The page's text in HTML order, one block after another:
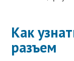
Как
разъем